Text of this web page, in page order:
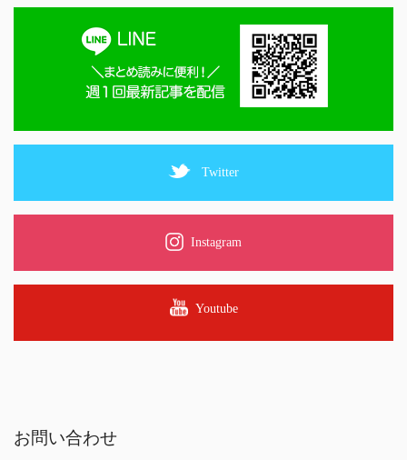
Twitter
Instagram
Youtube
お問い合わせ